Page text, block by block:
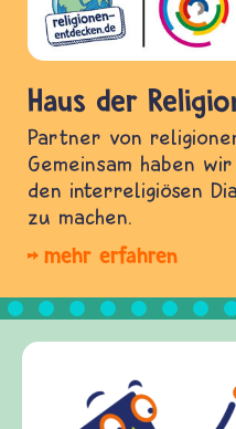
Haus der
Partner von
Gemeinsam haben
den interreligiösen
zu machen.
mehr erfahren